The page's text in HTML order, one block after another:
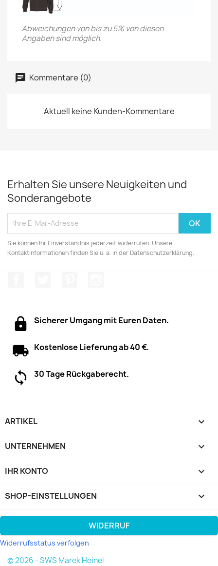
Abweichungen von bis zu 5% von diesen
Angaben sind möglich.
Kommentare (0)
Aktuell keine Kunden-Kommentare
Erhalten Sie unsere Neuigkeiten und
Sonderangebote
Sie können Ihr Einverständnis jederzeit widerrufen. Unsere
Kontaktinformationen finden Sie u. a. in der Datenschutzerklärung.
Sicherer Umgang mit Euren Daten.
Kostenlose Lieferung ab 40 €.
30 Tage Rückgaberecht.
ARTIKEL 
UNTERNEHMEN 
IHR KONTO 
SHOP-EINSTELLUNGEN keyboard_arrow_down
WIDERRUF
Widerrufsstatus verfolgen
© 2026 - SWS Marek Heinel